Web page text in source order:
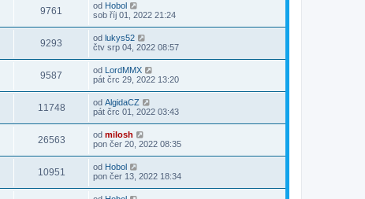
9761 od Hobol
sob říj 01, 2022 21:24
9293 od lukys52
čtv srp 04, 2022 08:57
9587 od LordMMX
pát črc 29, 2022 13:20
11748 od AlgidaCZ
pát črc 01, 2022 03:43
26563 od milosh
pon čer 20, 2022 08:35
10951 od Hobol
pon čer 13, 2022 18:34